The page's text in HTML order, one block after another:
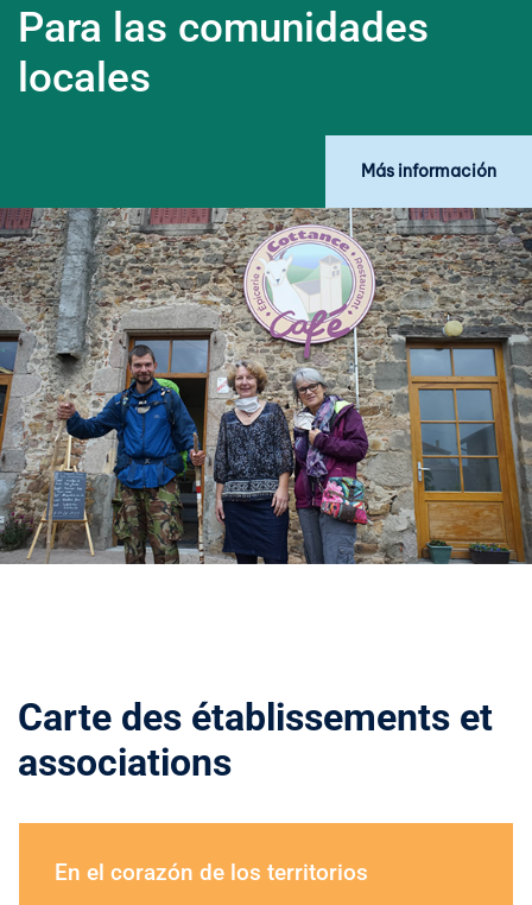
Para las comunidades
locales
Más información
Carte des établissements et
associations
En el corazón de los territorios